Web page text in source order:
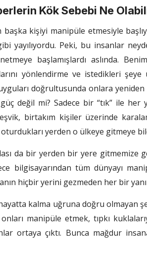
Kök Sebebi Ne
kişiyi manipüle etmesiyle
yayılıyordu. Peki, bu insanlar
başlamışlardı aslında.
yönlendirme ve istedikleri
doğrultusunda onlara
değil mi? Sadece bir “tık” ile
birtakım kişiler üzerinde
yerden o ülkeye gitmeye
da bir yerden bir yere gitmemize
bilgisayarından tüm dünyayı
hiçbir yerini gezmeden her bir
kalma uğruna doğru olmayan
manipüle etmek, tıpkı
ortaya çıktı. Bunca mağdur